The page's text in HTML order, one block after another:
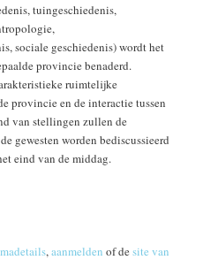
tuingeschiedenis,
sociale geschiedenis) wordt het
provincie benaderd.
ruimtelijke
provincie en de interactie tussen
van stellingen zullen de
gewesten worden bediscussieerd
eind van de middag.
,aanmelden of desite van